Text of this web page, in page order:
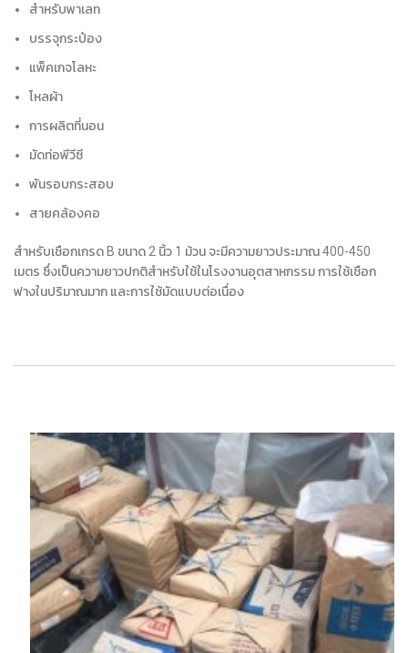
สำหรับพาเลท
บรรจุกระป๋อง
แพ็คเกจโลหะ
โหลผ้า
การผลิตที่นอน
มัดท่อพีวีซี
พันรอบกระสอบ
สายคล้องคอ
สำหรับเชือกเกรด B ขนาด 2 นิ้ว 1 ม้วน จะมีความยาวประมาณ 400-450
เมตร ซึ่งเป็นความยาวปกติสำหรับใช้ในโรงงานอุตสาหกรรม การใช้เชือก
ฟางในปริมาณมาก และการใช้มัดแบบต่อเนื่อง